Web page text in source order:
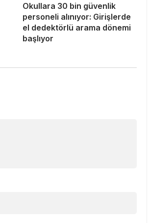
Okullara 30 bin güvenlik
personeli alınıyor: Girişlerde
el dedektörlü arama dönemi
başlıyor